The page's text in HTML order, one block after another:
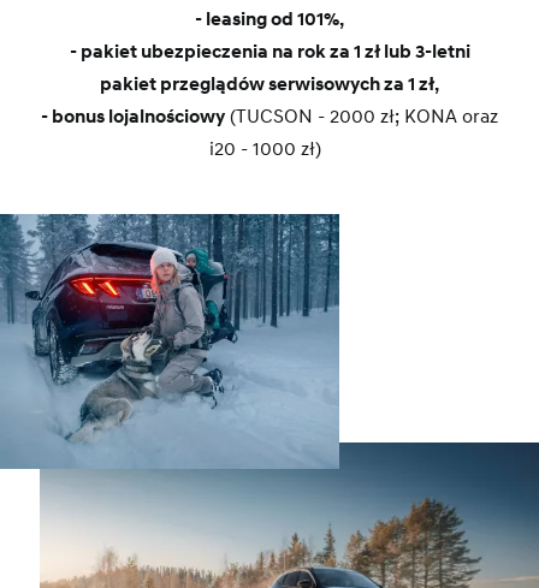
- leasing od 101%,
- pakiet ubezpieczenia na rok za 1 zł lub 3-letni
pakiet przeglądów serwisowych za 1 zł,
- bonus lojalnościowy (TUCSON - 2000 zł; KONA oraz
i20 - 1000 zł)